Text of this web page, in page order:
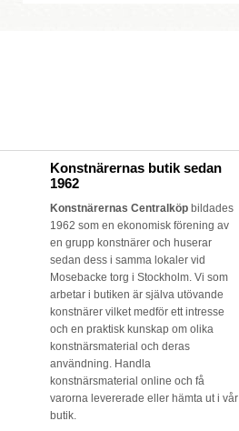
Konstnärernas butik sedan
1962
Konstnärernas Centralköp bildades
1962 som en ekonomisk förening av
en grupp konstnärer och huserar
sedan dess i samma lokaler vid
Mosebacke torg i Stockholm. Vi som
arbetar i butiken är själva utövande
konstnärer vilket medför ett intresse
och en praktisk kunskap om olika
konstnärsmaterial och deras
användning. Handla
konstnärsmaterial online och få
varorna levererade eller hämta ut i vår
butik.